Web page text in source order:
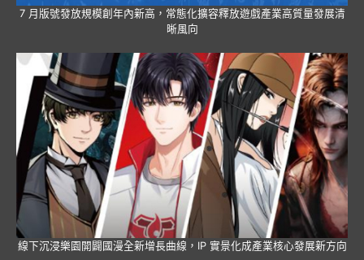
7 月版號發放規模創年內新高，常態化擴容釋放遊戲產業高質量發展清
晰風向
線下沉浸樂園開闢國漫全新增長曲線，IP 實景化成產業核心發展新方向